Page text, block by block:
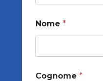
Nome *
Cognome *